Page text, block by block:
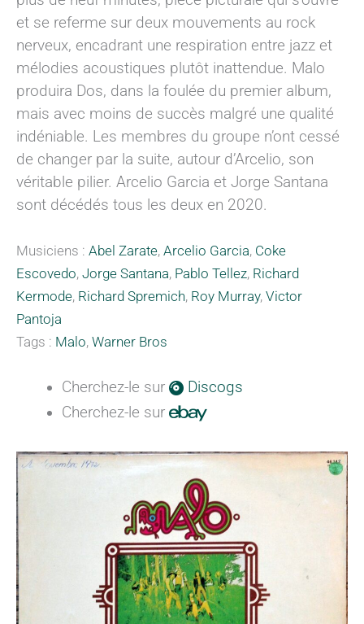
et se referme sur deux mouvements au rock
nerveux, encadrant une respiration entre jazz et
mélodies acoustiques plutôt inattendue. Malo
produira Dos, dans la foulée du premier album,
mais avec moins de succès malgré une qualité
indéniable. Les membres du groupe n’ont cessé
de changer par la suite, autour d’Arcelio, son
véritable pilier. Arcelio Garcia et Jorge Santana
sont décédés tous les deux en 2020.
Musiciens : Abel Zarate, Arcelio Garcia, Coke
Escovedo, Jorge Santana, Pablo Tellez, Richard
Kermode, Richard Spremich, Roy Murray, Victor
Pantoja
Tags : Malo, Warner Bros
Cherchez-le sur
Discogs
Cherchez-le sur